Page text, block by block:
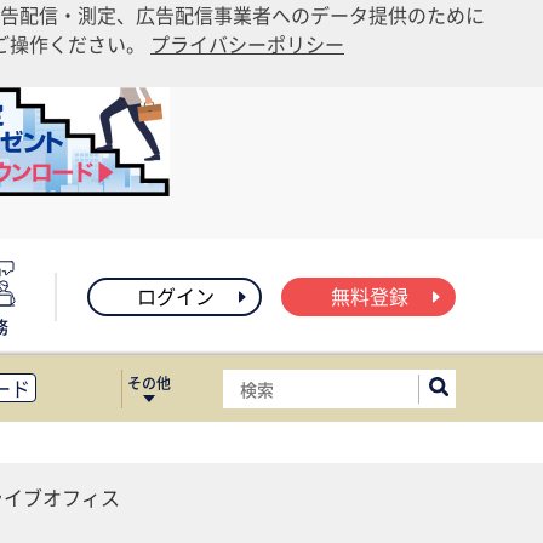
配信・測定、広告配信事業者へのデータ提供のために
作ください。 プライバシーポリシー
ログイン 無料登録
ド
ス移転
その他
ブオフィス